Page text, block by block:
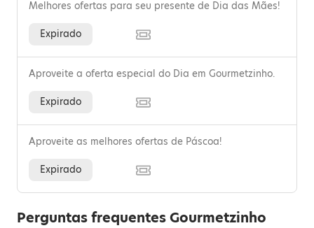
Melhores ofertas para seu presente de Dia das Mães!
Expirado
Aproveite a oferta especial do Dia em Gourmetzinho.
Expirado
Aproveite as melhores ofertas de Páscoa!
Expirado
Perguntas frequentes Gourmetzinho